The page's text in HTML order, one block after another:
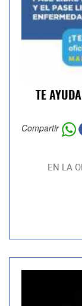
TE
Compartir
EN LA